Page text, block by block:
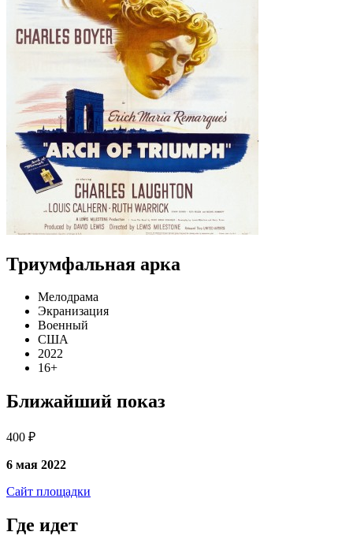
Триумфальная арка
Мелодрама
Экранизация
Военный
США
2022
16+
Ближайший показ
400 ₽
6 мая 2022
Сайт площадки
Где идет